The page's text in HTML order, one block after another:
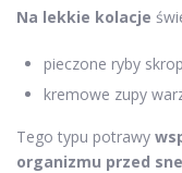
Na lekkie kolacje
pieczone ryby
kremowe zupy
Tego typu potrawy
organizmu przed